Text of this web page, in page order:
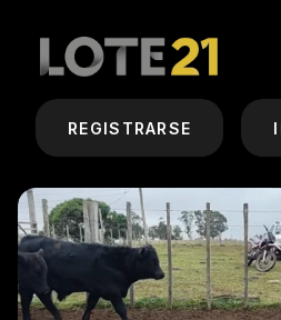
REGISTRARSE